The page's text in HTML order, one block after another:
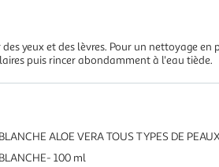
yeux et des lèvres. Pour un nettoyage
puis rincer abondamment à l'eau tiède.
ALOE VERA TOUS TYPES DE
100 ml